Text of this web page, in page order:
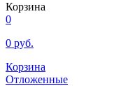
Корзина
0
0 руб.
Корзина
Отложенные